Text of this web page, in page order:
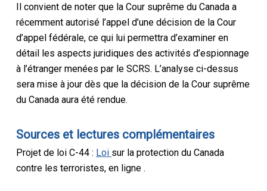
Il convient de noter que la Cour suprême du Canada a
récemment autorisé l’appel d’une décision de la Cour
d’appel fédérale, ce qui lui permettra d’examiner en
détail les aspects juridiques des activités d’espionnage
à l’étranger menées par le SCRS. L’analyse ci-dessus
sera mise à jour dès que la décision de la Cour suprême
du Canada aura été rendue.
Sources et lectures complémentaires
Projet de loi C-44 : Loi sur la protection du Canada
contre les terroristes, en ligne .